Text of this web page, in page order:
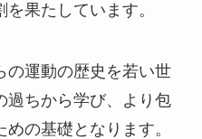
果たしています。
の運動の歴史を若い世
過ちから学び、より包
の基礎となります。